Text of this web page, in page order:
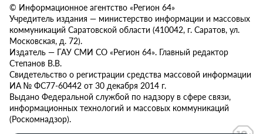
© Информационное агентство «Регион 64»
Учредитель издания — министерство информации и массовых
коммуникаций Саратовской области (410042, г. Саратов, ул.
Московская, д. 72).
Издатель — ГАУ СМИ СО «Регион 64». Главный редактор
Степанов В.В.
Свидетельство о регистрации средства массовой информации
ИА № ФС77-60442 от 30 декабря 2014 г.
Выдано Федеральной службой по надзору в сфере связи,
информационных технологий и массовых коммуникаций
(Роскомнадзор).